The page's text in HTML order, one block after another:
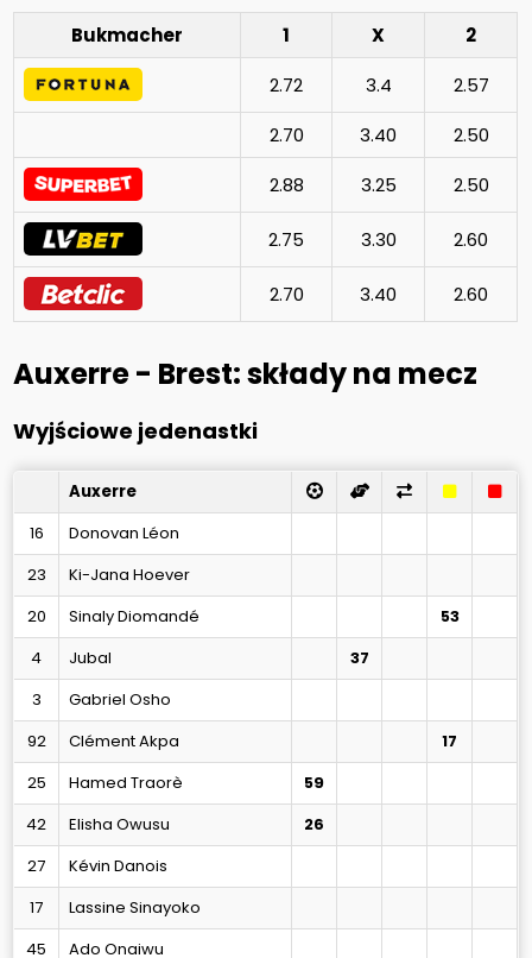
Bukmacher 1 X
2
2.72
3.4
2.57
2.70
3.40
2.50
2.88
3.25 2.50
2.75 3.30 2.60
2.70 3.40 2.60
Auxerre - Brest: składy na mecz
Wyjściowe jedenastki
Auxerre
16
Donovan Léon
23
Ki-Jana Hoever
20
Sinaly Diomandé 53
4 Jubal 37
3
Gabriel Osho
92
Clément Akpa 17
25 Hamed Traorè 59
42 Elisha Owusu 26
27
Kévin Danois
17
Lassine Sinayoko
45
Ado Onaiwu